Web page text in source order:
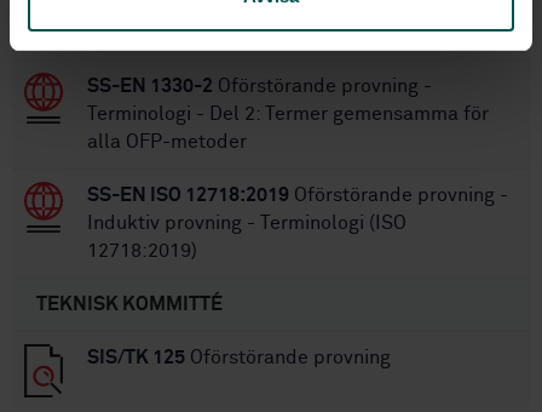
Terminologi - Del 10: Termer som används vid
visuell kontroll
SS-EN 1330-2 Oförstörande provning -
Terminologi - Del 2: Termer gemensamma för
alla OFP-metoder
SS-EN ISO 12718:2019 Oförstörande provning -
Induktiv provning - Terminologi (ISO
12718:2019)
TEKNISK KOMMITTÉ
SIS/TK 125 Oförstörande provning